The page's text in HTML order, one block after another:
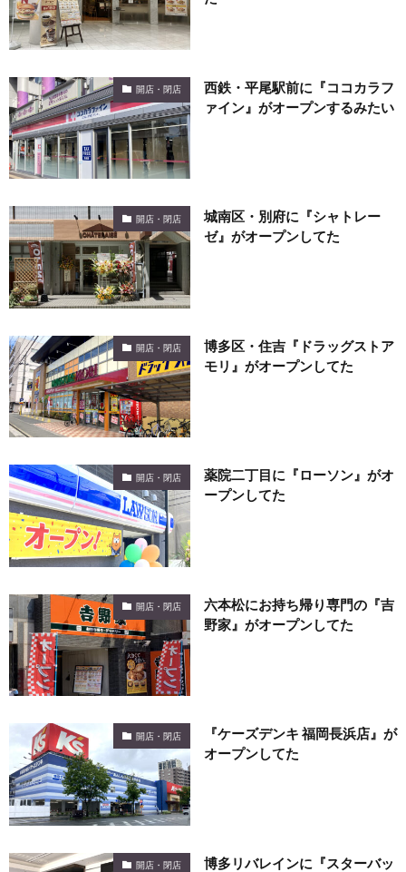
開店・閉店
西鉄・平尾駅前に『ココカラフ
ァイン』がオープンするみたい
開店・閉店
城南区・別府に『シャトレー
ゼ』がオープンしてた
開店・閉店
博多区・住吉『ドラッグストア
モリ』がオープンしてた
開店・閉店
薬院二丁目に『ローソン』がオ
ープンしてた
開店・閉店
六本松にお持ち帰り専門の『吉
野家』がオープンしてた
開店・閉店
『ケーズデンキ 福岡長浜店』が
オープンしてた
開店・閉店
博多リバレインに『スターバッ